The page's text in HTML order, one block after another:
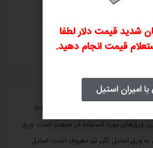
۴
ورق شیت استیل 304 یا 1.4301 با سطح براق BA ، ضخامت 0.3 و ابعاد 1250
ورق‌های مورد استفاده در صنعت است. ورق
صنعتگران به ورق استیل نگیر نیز معروف است. استیل
شدید قیمت دلار لطفا
قیمت انجام دهید.
امیران استیل